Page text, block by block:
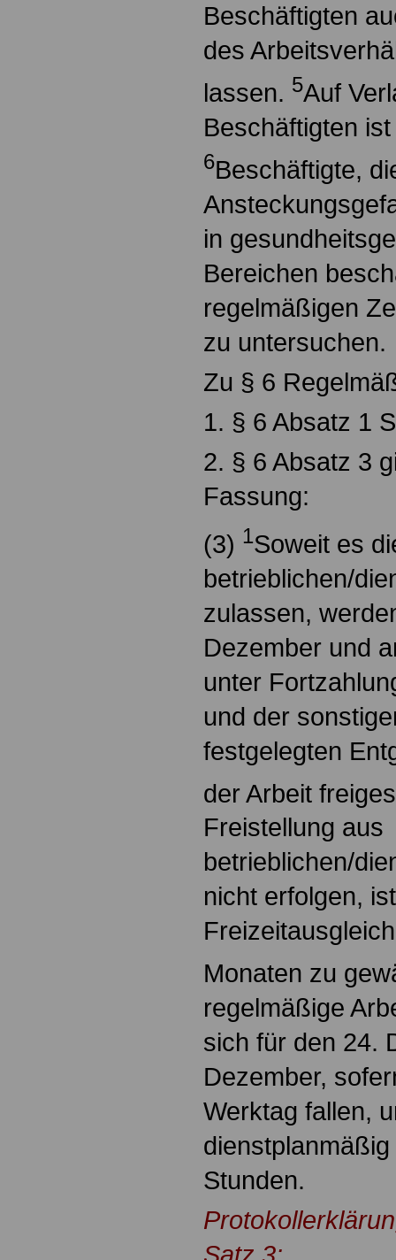
Beschäftigten
des
lassen. 5Auf
Beschäftigten
6Beschäftigte,
in
Bereichen
regelmäßigen
zu untersuchen.
Zu § 6
1. § 6 Absatz 1
2. § 6 Absatz 3
Fassung:
(3) 1Soweit es
betrieblichen/
zulassen,
Dezember und
unter
und der
festgelegten
der Arbeit
Freistellung aus
betrieblichen/
nicht erfolgen,
Monaten zu
regelmäßige
sich für den 24.
Dezember,
Werktag fallen,
Stunden.